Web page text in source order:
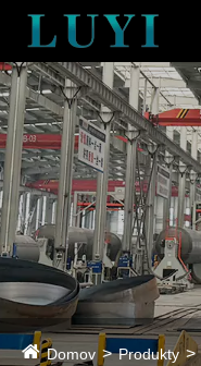
Domov Produkty